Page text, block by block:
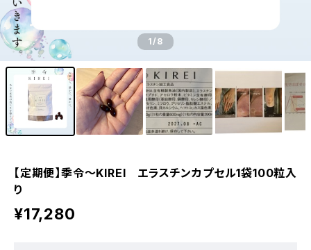
1/8
【定期便】季令〜KIREI エラスチンカプセル1袋100粒入
り
¥17,280